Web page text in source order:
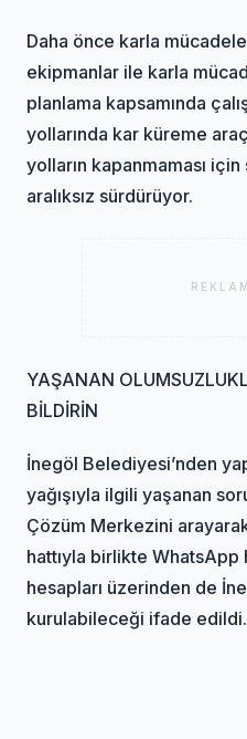
Daha önce karla
ekipmanlar ile karla
planlama kapsamında
yollarında kar küreme
yolların kapanmaması için
aralıksız sürdürüyor.
YAŞANAN
BİLDİRİN
İnegöl Belediyesi’nden
yağışıyla ilgili yaşanan
Çözüm Merkezini
hattıyla birlikte WhatsApp
hesapları üzerinden de
kurulabileceği ifade edildi.